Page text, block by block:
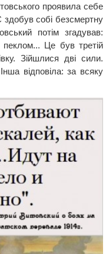
проявила себе
здобув собі безсмертну
потім згадував:
пеклом... Це був третій
Зійшлися дві сили.
відповіла: за всяку